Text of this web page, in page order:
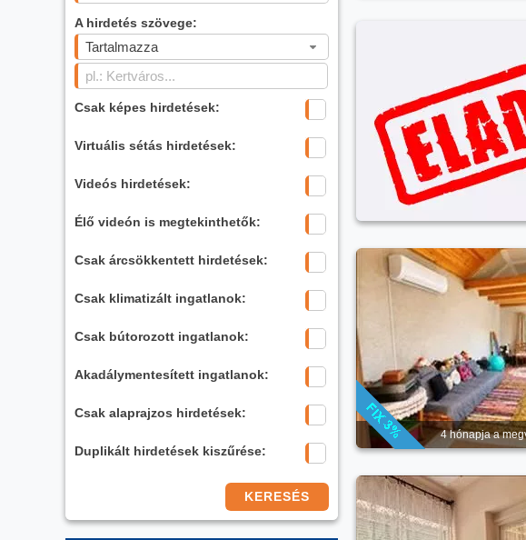
A hirdetés szövege:
Tartalmazza
Csak képes hirdetések:
Virtuális sétás hirdetések:
Videós hirdetések:
Élő videón is megtekinthetők:
Csak árcsökkentett hirdetések:
Csak klimatizált ingatlanok:
Csak bútorozott ingatlanok:
Akadálymentesített ingatlanok:
Csak alaprajzos hirdetések:
Duplikált hirdetések kiszűrése:
KERESÉS
4 hónapja a